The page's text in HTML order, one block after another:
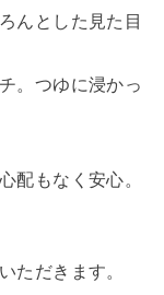
んとした見た目
。つゆに浸かっ
配もなく安心。
ただきます。